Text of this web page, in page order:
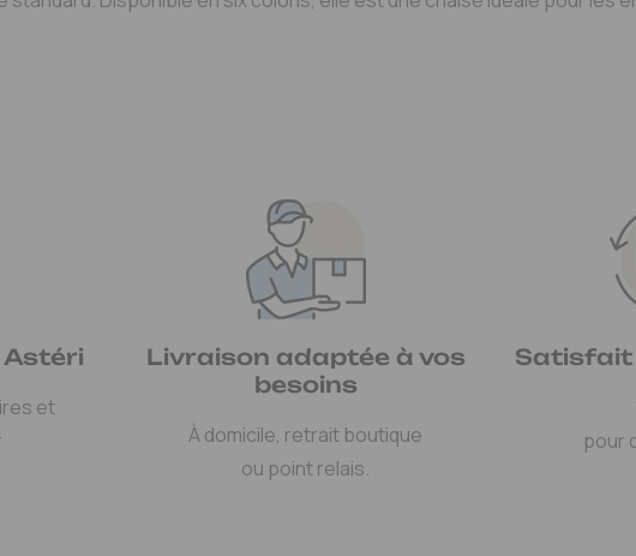
et
Livraison adaptée à vos
besoins
À domicile, retrait boutique
ou point relais.
Satisfait
pour